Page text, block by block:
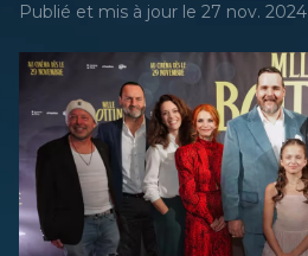
Publié et mis à jour le 27 nov. 2024